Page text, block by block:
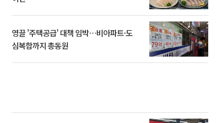
영끌 '주택공급' 대책 임박⋯비아파트·도
심복합까지 총동원